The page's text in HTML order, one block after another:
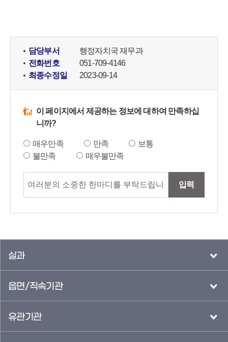
담당부서
행정자치국 재무과
전화번호
051-709-4146
최종수정일
2023-09-14
이 페이지에서 제공하는 정보에 대하여 만족하십
니까?
매우만족 만족
보통
불만족
매우불만족
입력
실과
읍면/직속기관
유관기관